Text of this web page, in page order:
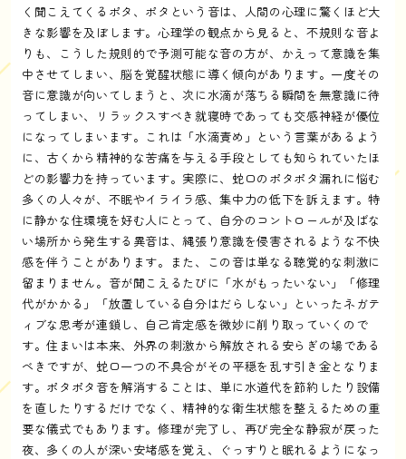
く聞こえてくるポタ、ポタという音は、人間の心理に驚くほど大
きな影響を及ぼします。心理学の観点から見ると、不規則な音よ
りも、こうした規則的で予測可能な音の方が、かえって意識を集
中させてしまい、脳を覚醒状態に導く傾向があります。一度その
音に意識が向いてしまうと、次に水滴が落ちる瞬間を無意識に待
ってしまい、リラックスすべき就寝時であっても交感神経が優位
になってしまいます。これは「水滴責め」という言葉があるよう
に、古くから精神的な苦痛を与える手段としても知られていたほ
どの影響力を持っています。実際に、蛇口のポタポタ漏れに悩む
多くの人々が、不眠やイライラ感、集中力の低下を訴えます。特
に静かな住環境を好む人にとって、自分のコントロールが及ばな
い場所から発生する異音は、縄張り意識を侵害されるような不快
感を伴うことがあります。また、この音は単なる聴覚的な刺激に
留まりません。音が聞こえるたびに「水がもったいない」「修理
代がかかる」「放置している自分はだらしない」といったネガテ
ィブな思考が連鎖し、自己肯定感を微妙に削り取っていくので
す。住まいは本来、外界の刺激から解放される安らぎの場である
べきですが、蛇口一つの不具合がその平穏を乱す引き金となりま
す。ポタポタ音を解消することは、単に水道代を節約したり設備
を直したりするだけでなく、精神的な衛生状態を整えるための重
要な儀式でもあります。修理が完了し、再び完全な静寂が戻った
夜、多くの人が深い安堵感を覚え、ぐっすりと眠れるようになっ